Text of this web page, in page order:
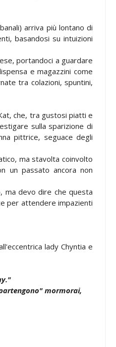
arriva più lontano di
basandosi su intuizioni
portandoci a guardare
e magazzini come
tra colazioni, spuntini,
che, tra gustosi piatti e
sulla sparizione di
pittrice, seguace degli
ma stavolta coinvolto
un passato ancora non
ma devo dire che questa
per attendere impazienti
lady Chyntia e
mormorai,